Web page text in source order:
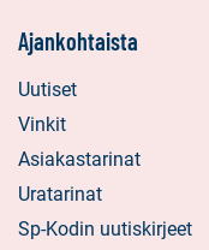
Ajankohtaista
Uutiset
Vinkit
Asiakastarinat
Uratarinat
Sp-Kodin uutiskirjeet